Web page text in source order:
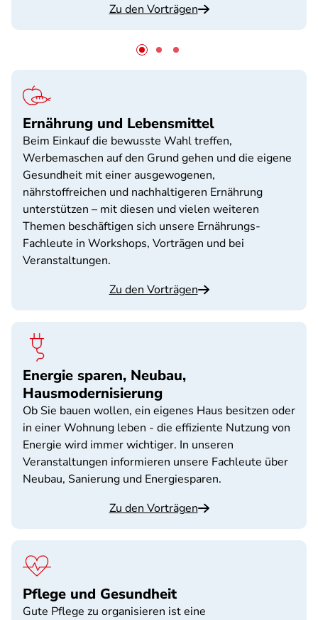
Zu den Vorträgen
Ernährung und Lebensmittel
Beim Einkauf die bewusste Wahl treffen,
Werbemaschen auf den Grund gehen und die eigene
Gesundheit mit einer ausgewogenen,
nährstoffreichen und nachhaltigeren Ernährung
unterstützen – mit diesen und vielen weiteren
Themen beschäftigen sich unsere Ernährungs-
Fachleute in Workshops, Vorträgen und bei
Veranstaltungen.
Zu den Vorträgen
Energie sparen, Neubau,
Hausmodernisierung
Ob Sie bauen wollen, ein eigenes Haus besitzen oder
in einer Wohnung leben - die effiziente Nutzung von
Energie wird immer wichtiger. In unseren
Veranstaltungen informieren unsere Fachleute über
Neubau, Sanierung und Energiesparen.
Zu den Vorträgen
Pflege und Gesundheit
Gute Pflege zu organisieren ist eine